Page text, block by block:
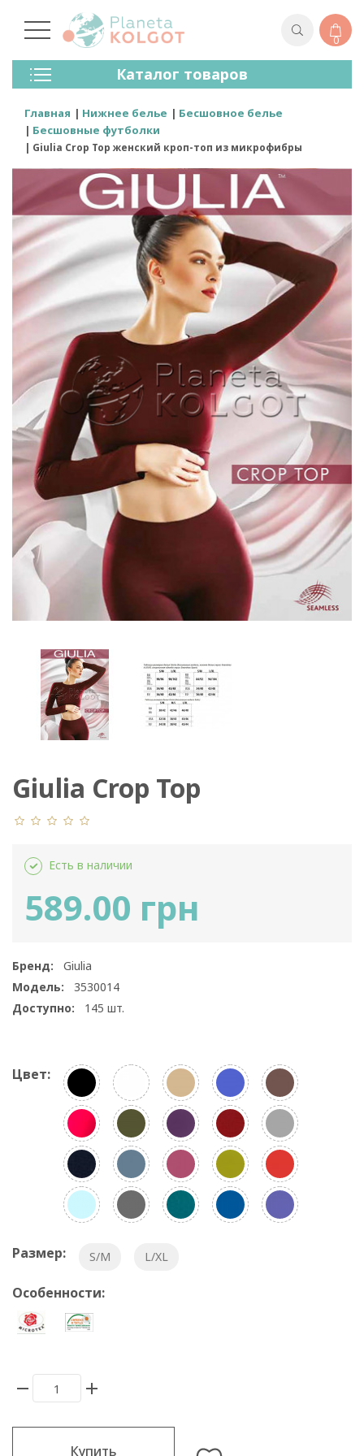
0
Каталог товаров
Колготки
Чулки
Лосины (леггинсы)
Носки И Гольфы
Для Мужчин
Для Детей
Бренды
Главная Нижнее белье
Бесшовное белье
Бесшовные футболки
Giulia Crop Top женский кроп-топ из микрофибры
Giulia Crop Top
Есть в наличии
589.00 грн
Бренд:
Giulia
Модель:
3530014
Доступно:
145 шт.
Цвет:
Размер: S/M L/XL
Особенности:
Купить